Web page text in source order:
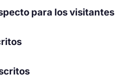
para los visitantes